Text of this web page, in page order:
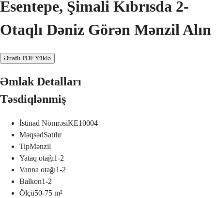
Esentepe, Şimali Kıbrısda 2-
Otaqlı Dəniz Görən Mənzil Alın
Ətraflı PDF Yüklə
Əmlak Detalları
Təsdiqlənmiş
İstinad NömrəsiKE10004
MəqsədSatılır
TipMənzil
Yataq otağı1-2
Vanna otağı1-2
Balkon1-2
Ölçü50-75 m²